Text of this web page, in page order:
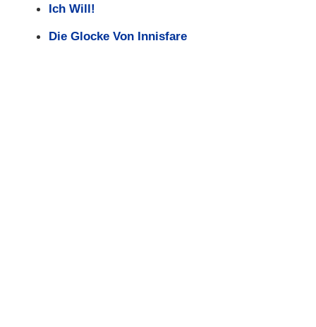
Ich Will!
Die Glocke Von Innisfare